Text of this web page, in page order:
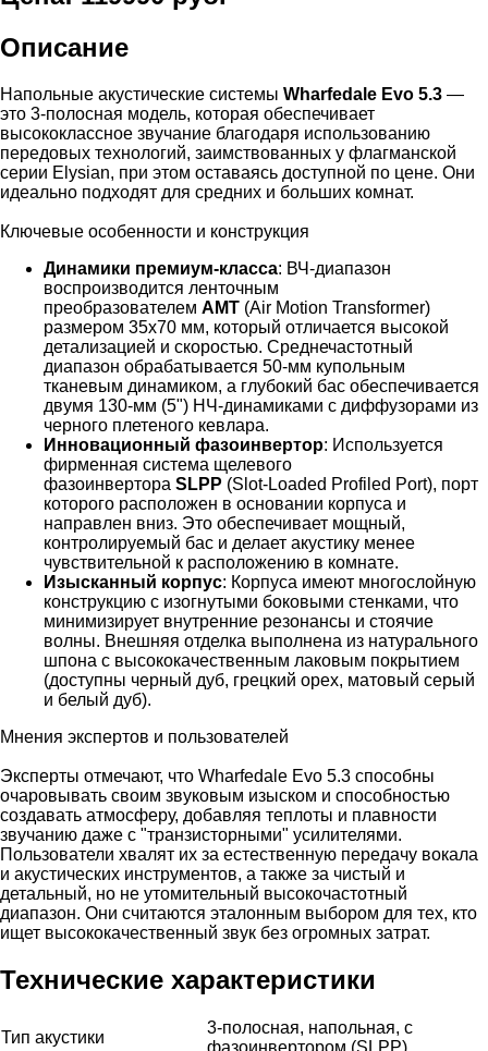
Описание
Напольные акустические системы Wharfedale Evo 5.3 —
это 3-полосная модель, которая обеспечивает
высококлассное звучание благодаря использованию
передовых технологий, заимствованных у флагманской
серии Elysian, при этом оставаясь доступной по цене. Они
идеально подходят для средних и больших комнат.
Ключевые особенности и конструкция
Динамики премиум-класса: ВЧ-диапазон
воспроизводится ленточным
преобразователем AMT (Air Motion Transformer)
размером 35x70 мм, который отличается высокой
детализацией и скоростью. Среднечастотный
диапазон обрабатывается 50-мм купольным
тканевым динамиком, а глубокий бас обеспечивается
двумя 130-мм (5") НЧ-динамиками с диффузорами из
черного плетеного кевлара.
Инновационный фазоинвертор: Используется
фирменная система щелевого
фазоинвертора SLPP (Slot-Loaded Profiled Port), порт
которого расположен в основании корпуса и
направлен вниз. Это обеспечивает мощный,
контролируемый бас и делает акустику менее
чувствительной к расположению в комнате.
Изысканный корпус: Корпуса имеют многослойную
конструкцию с изогнутыми боковыми стенками, что
минимизирует внутренние резонансы и стоячие
волны. Внешняя отделка выполнена из натурального
шпона с высококачественным лаковым покрытием
(доступны черный дуб, грецкий орех, матовый серый
и белый дуб).
Мнения экспертов и пользователей
Эксперты отмечают, что Wharfedale Evo 5.3 способны
очаровывать своим звуковым изыском и способностью
создавать атмосферу, добавляя теплоты и плавности
звучанию даже с "транзисторными" усилителями.
Пользователи хвалят их за естественную передачу вокала
и акустических инструментов, а также за чистый и
детальный, но не утомительный высокочастотный
диапазон. Они считаются эталонным выбором для тех, кто
ищет высококачественный звук без огромных затрат.
Технические характеристики
Тип акустики
3-полосная, напольная, с
фазоинвертором (SLPP)